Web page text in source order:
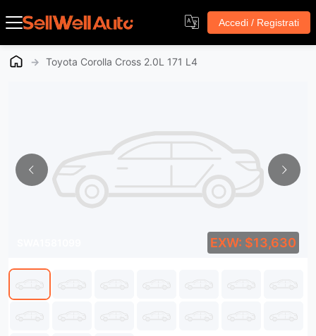
Accedi / Registrati
→ Toyota Corolla Cross 2.0L 171 L4
EXW: $13,630